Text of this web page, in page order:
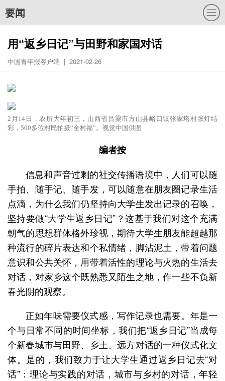
要闻
用“返乡日记”与田野和家国对话
中国青年报客户端 | 2021-02-26
2月14日，农历大年初三，山西省吕梁市方山县峪口镇张家塔村张灯结
彩，500多位村民拍摄“全村福”。视觉中国供图
编者按
信息和声音过剩的社交传播语境中，人们可以随
手拍、随手记、随手发，可以随意在朋友圈记录生活
点滴，为什么我们仍坚持向大学生发出记录的召唤，
坚持要做“大学生返乡日记”？这基于我们对这个充满
朝气的思想群体格外珍视，期待大学生朋友能超越那
种流行的碎片表达和个私情绪，脚沾泥土，带着问题
意识和公共关怀，用带着活性的理论与火热的生活去
对话，对家乡这个既熟悉又陌生之地，作一些不负新
春光阴的观察。
正如年味需要仪式感，写作记录也需要。年是一
个与日常不同的时间坐标，我们把“返乡日记”当成每
个新春城市与田野、乡土、远方对话的一种仪式化文
体。是的，我们致力于让大学生通过返乡日记去“对
话”：理论与实践的对话，城市与乡村的对话，年轻